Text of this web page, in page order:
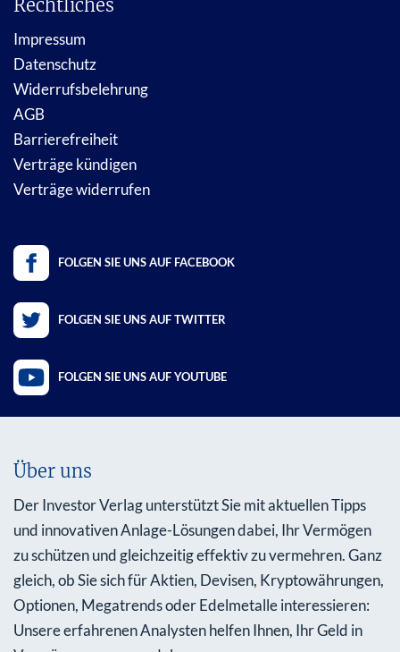
Rechtliches
Impressum
Datenschutz
Widerrufsbelehrung
AGB
Barrierefreiheit
Verträge kündigen
Verträge widerrufen
FOLGEN SIE UNS AUF FACEBOOK
FOLGEN SIE UNS AUF TWITTER
FOLGEN SIE UNS AUF YOUTUBE
Über uns
Der Investor Verlag unterstützt Sie mit aktuellen Tipps
und innovativen Anlage-Lösungen dabei, Ihr Vermögen
zu schützen und gleichzeitig effektiv zu vermehren. Ganz
gleich, ob Sie sich für Aktien, Devisen, Kryptowährungen,
Optionen, Megatrends oder Edelmetalle interessieren:
Unsere erfahrenen Analysten helfen Ihnen, Ihr Geld in